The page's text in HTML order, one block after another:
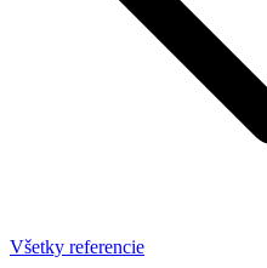
Všetky referencie